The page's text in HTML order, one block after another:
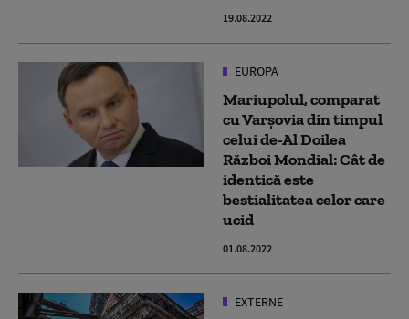
19.08.2022
EUROPA
Mariupolul, comparat
cu Varşovia din timpul
celui de-Al Doilea
Război Mondial: Cât de
identică este
bestialitatea celor care
ucid
01.08.2022
EXTERNE